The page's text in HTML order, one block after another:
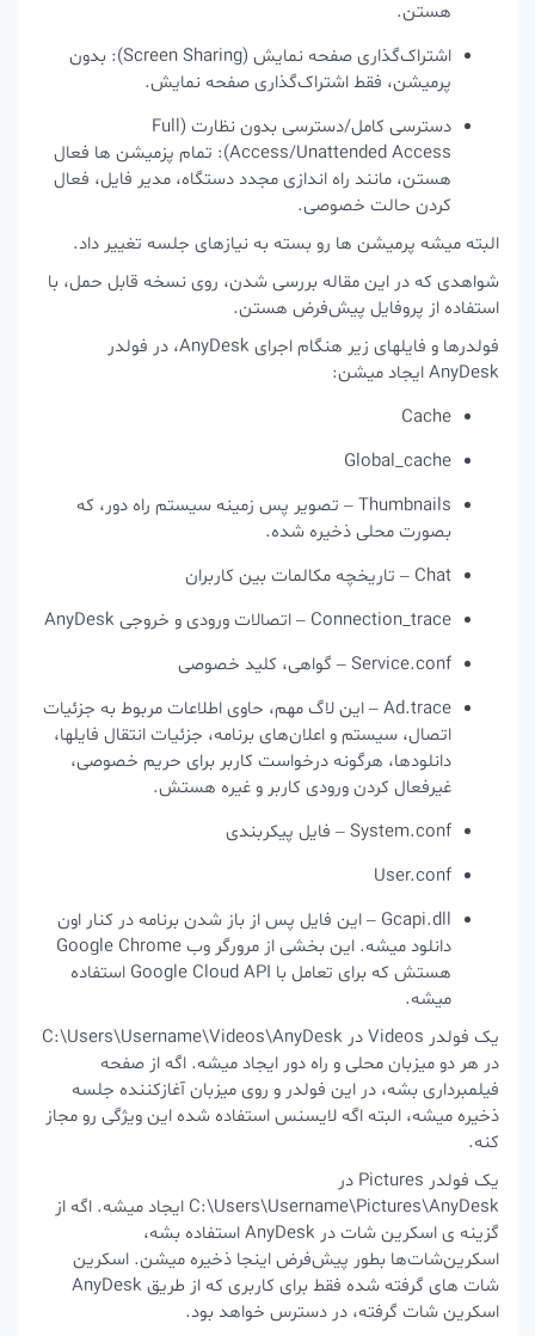
هستن.
اشتراک‌گذاری صفحه نمایش (Screen Sharing): بدون
پرمیشن، فقط اشتراک‌گذاری صفحه نمایش.
دسترسی کامل/دسترسی بدون نظارت (Full
Access/Unattended Access): تمام پزمیشن ها فعال
هستن، مانند راه اندازی مجدد دستگاه، مدیر فایل، فعال
کردن حالت خصوصی.
البته میشه پرمیشن ها رو بسته به نیازهای جلسه تغییر داد.
شواهدی که در این مقاله بررسی شدن، روی نسخه قابل حمل، با
استفاده از پروفایل پیش‌فرض هستن.
فولدرها و فایلهای زیر هنگام اجرای AnyDesk، در فولدر
AnyDesk ایجاد میشن:
Cache
Global_cache
Thumbnails – تصویر پس‌ زمینه سیستم راه دور، که
بصورت محلی ذخیره شده.
Chat – تاریخچه مکالمات بین کاربران
Connection_trace – اتصالات ورودی و خروجی AnyDesk
Service.conf – گواهی، کلید خصوصی
Ad.trace – این لاگ مهم، حاوی اطلاعات مربوط به جزئیات
اتصال، سیستم و اعلان‌های برنامه، جزئیات انتقال فایلها،
دانلودها، هرگونه درخواست کاربر برای حریم خصوصی،
غیرفعال کردن ورودی کاربر و غیره هستش.
System.conf – فایل پیکربندی
User.conf
Gcapi.dll – این فایل پس از باز شدن برنامه در کنار اون
دانلود میشه. این بخشی از مرورگر وب Google Chrome
هستش که برای تعامل با Google Cloud API استفاده
میشه.
یک فولدر Videos در C:\Users\Username\Videos\AnyDesk
در هر دو میزبان محلی و راه دور ایجاد میشه. اگه از صفحه
فیلمبرداری بشه، در این فولدر و روی میزبان آغازکننده جلسه
ذخیره میشه، البته اگه لایسنس استفاده شده این ویژگی رو مجاز
یک فولدر Pictures در
C:\Users\Username\Pictures\AnyDesk ایجاد میشه. اگه از
گزینه ی اسکرین‌ شات در AnyDesk استفاده بشه،
اسکرین‌شات‌ها بطور پیش‌فرض اینجا ذخیره میشن. اسکرین
شات های گرفته شده فقط برای کاربری که از طریق AnyDesk
اسکرین شات گرفته، در دسترس خواهد بود.